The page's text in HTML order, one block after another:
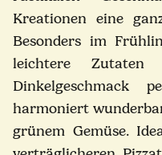
Kreationen eine
Besonders im
leichtere Zutaten
Dinkelgeschmack
harmoniert
grünem Gemüse.